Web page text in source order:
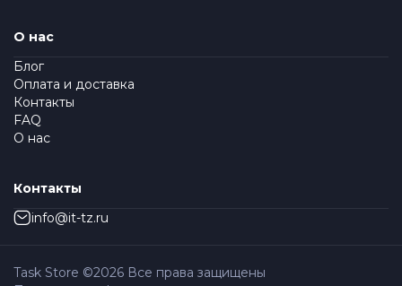
О нас
Блог
Оплата и доставка
Контакты
FAQ
О нас
Контакты
info@it-tz.ru
Task Store ©2026 Все права защищены